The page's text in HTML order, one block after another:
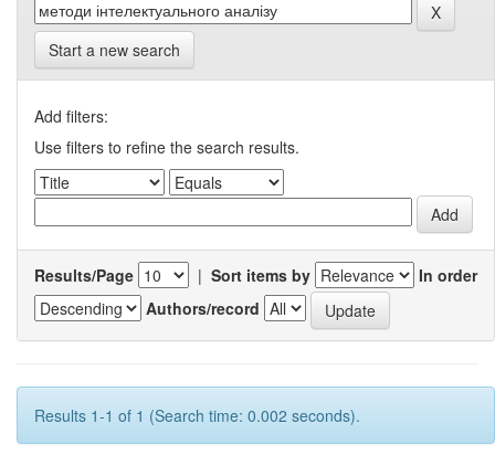
Start a new search
Add filters:
Use filters to refine the search results.
Results/Page | Sort items by
In order
Authors/record
Results 1-1 of 1 (Search time: 0.002 seconds).